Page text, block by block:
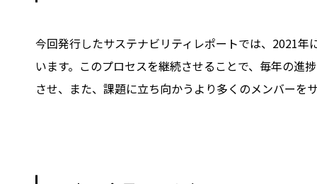
今回発行したサステナビリティレポートでは、2021
います。このプロセスを継続させることで、毎年の進
させ、また、課題に立ち向かうより多くのメンバーを